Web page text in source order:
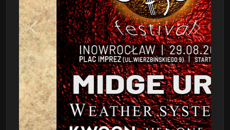
Poprzedni Następny